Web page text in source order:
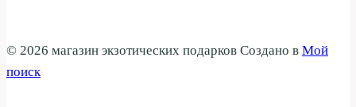
© 2026 магазин экзотических подарков Создано в Мой
поиск